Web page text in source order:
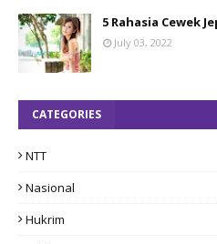
5 Rahasia Cewek
July 03, 2022
CATEGORIES
NTT
Nasional
Hukrim